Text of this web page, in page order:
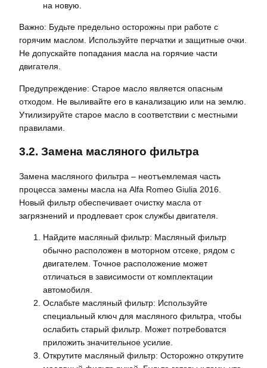
на новую.
Важно: Будьте предельно осторожны при работе с
горячим маслом. Используйте перчатки и защитные очки.
Не допускайте попадания масла на горячие части
двигателя.
Предупреждение: Старое масло является опасным
отходом. Не выливайте его в канализацию или на землю.
Утилизируйте старое масло в соответствии с местными
правилами.
3.2. Замена масляного фильтра
Замена масляного фильтра – неотъемлемая часть
процесса замены масла на Alfa Romeo Giulia 2016.
Новый фильтр обеспечивает очистку масла от
загрязнений и продлевает срок службы двигателя.
Найдите масляный фильтр: Масляный фильтр
обычно расположен в моторном отсеке, рядом с
двигателем. Точное расположение может
отличаться в зависимости от комплектации
автомобиля.
Ослабьте масляный фильтр: Используйте
специальный ключ для масляного фильтра, чтобы
ослабить старый фильтр. Может потребоватся
приложить значительное усилие.
Открутите масляный фильтр: Осторожно открутите